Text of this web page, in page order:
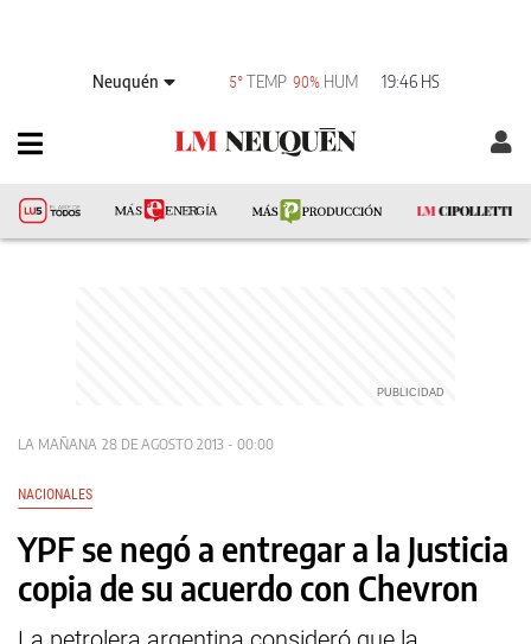
Neuquén 5° TEMP 90% HUM 19:46 HS
LA MAÑANA 28 DE AGOSTO 2013 - 00:00
NACIONALES
YPF se negó a entregar a la Justicia
copia de su acuerdo con Chevron